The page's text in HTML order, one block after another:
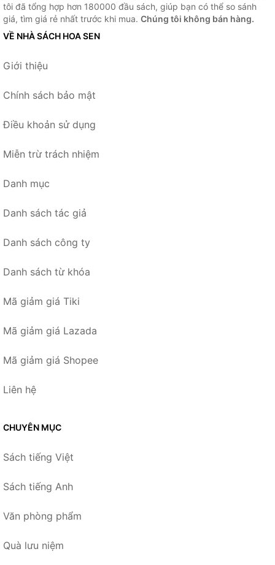
tôi đã tổng hợp hơn 180000 đầu sách, giúp bạn có thể so sánh
giá, tìm giá rẻ nhất trước khi mua. Chúng tôi không bán hàng.
VỀ NHÀ SÁCH HOA SEN
Giới thiệu
Chính sách bảo mật
Điều khoản sử dụng
Miễn trừ trách nhiệm
Danh mục
Danh sách tác giả
Danh sách công ty
Danh sách từ khóa
Mã giảm giá Tiki
Mã giảm giá Lazada
Mã giảm giá Shopee
Liên hệ
CHUYÊN MỤC
Sách tiếng Việt
Sách tiếng Anh
Văn phòng phẩm
Quà lưu niệm